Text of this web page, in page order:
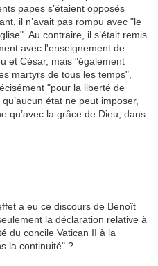
papes s’étaient opposés
il n’avait pas rompu avec "le
Au contraire, il s’était remis
avec l'enseignement de
et César, mais "également
martyrs de tous les temps",
"pour la liberté de
état ne peut imposer,
qu’avec la grâce de Dieu, dans
a eu ce discours de Benoît
la déclaration relative à
du concile Vatican II à la
la continuité" ?